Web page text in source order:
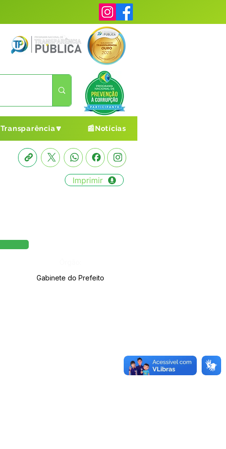
Transparência🔽 📰Notícias
Imprimir
Gabinete do Prefeito